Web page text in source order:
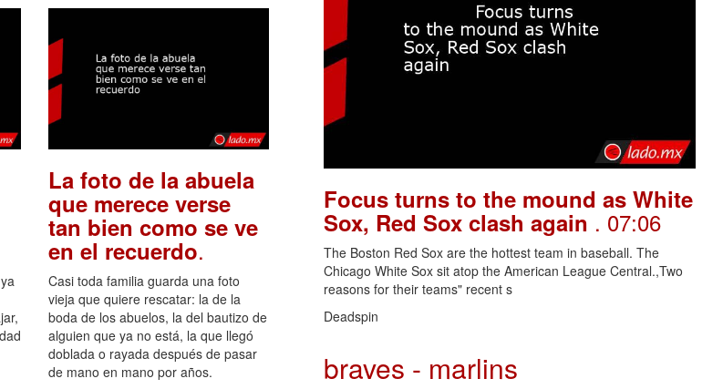
La foto de la abuela
que merece verse
tan bien como se ve
en el recuerdo.
Casi toda familia guarda una foto
vieja que quiere rescatar: la de la
boda de los abuelos, la del bautizo de
alguien que ya no está, la que llegó
doblada o rayada después de pasar
de mano en mano por años.
Focus turns to the mound as White
Sox, Red Sox clash again . 07:06
The Boston Red Sox are the hottest team in baseball. The
Chicago White Sox sit atop the American League Central.,Two
reasons for their teams" recent s
Deadspin
braves - marlins